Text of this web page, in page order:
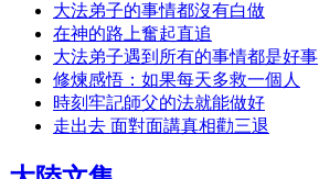
大法弟子的事情都沒有白做
在神的路上奮起直追
大法弟子遇到所有的事情都是好事
修煉感悟：如果每天多救一個人
時刻牢記師父的法就能做好
走出去 面對面講真相勸三退